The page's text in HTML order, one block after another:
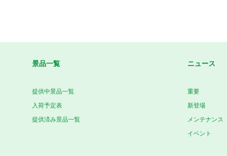
景品一覧
提供中景品一覧
入荷予定表
提供済み景品一覧
ニュース
重要
新登場
メンテナンス
イベント